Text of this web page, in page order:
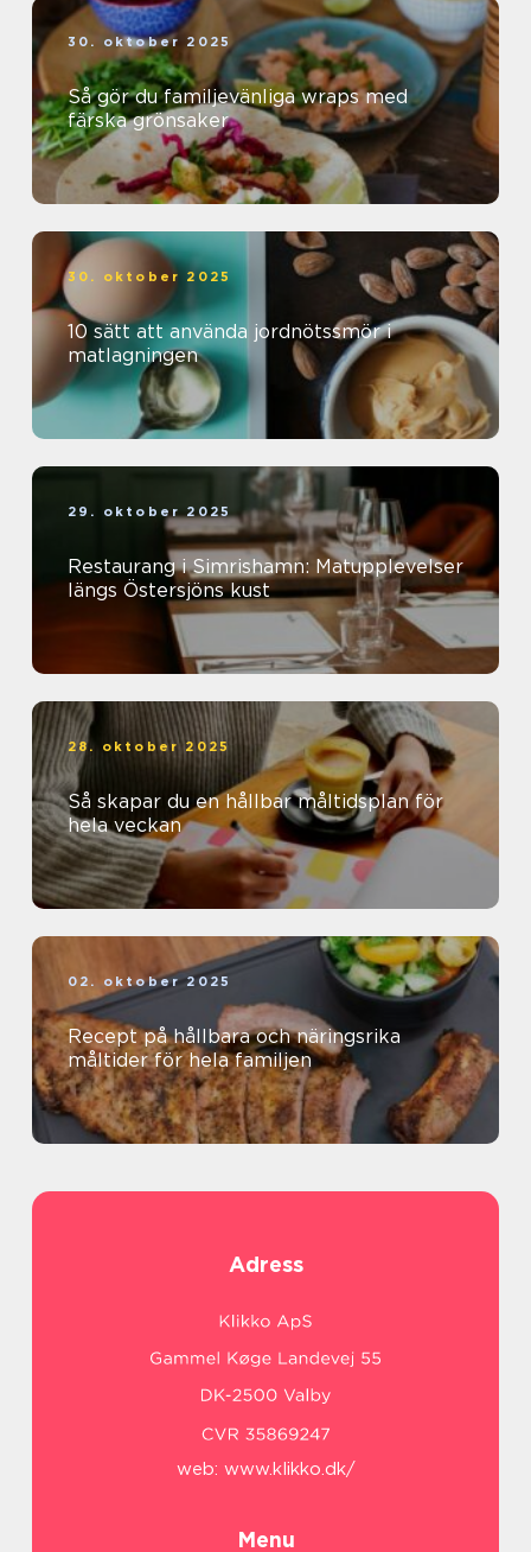
30. oktober 2025
Så gör du familjevänliga wraps med
färska grönsaker
30. oktober 2025
10 sätt att använda jordnötssmör i
matlagningen
29. oktober 2025
Restaurang i Simrishamn: Matupplevelser
längs Östersjöns kust
28. oktober 2025
Så skapar du en hållbar måltidsplan för
hela veckan
02. oktober 2025
Recept på hållbara och näringsrika
måltider för hela familjen
Adress
web: www.klikko.dk/
Menu